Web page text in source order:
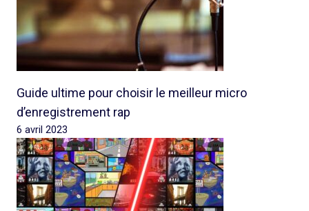
Guide ultime pour choisir le meilleur micro
d’enregistrement rap
6 avril 2023